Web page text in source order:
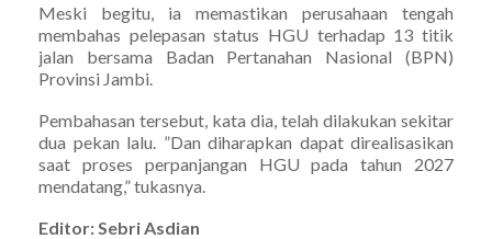
Meski begitu, ia memastikan perusahaan tengah
membahas pelepasan status HGU terhadap 13 titik
jalan bersama Badan Pertanahan Nasional (BPN)
Provinsi Jambi.
Pembahasan tersebut, kata dia, telah dilakukan sekitar
dua pekan lalu. ”Dan diharapkan dapat direalisasikan
saat proses perpanjangan HGU pada tahun 2027
mendatang,” tukasnya.
Editor: Sebri Asdian